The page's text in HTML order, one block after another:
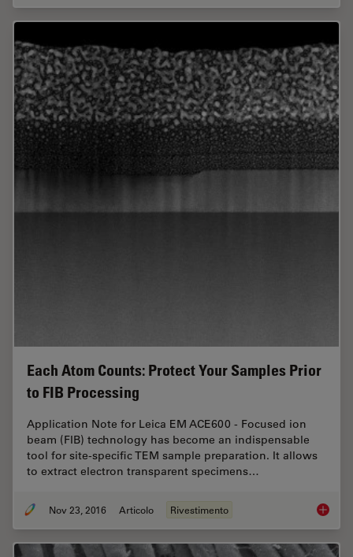
Each Atom Counts: Protect Your Samples Prior
to FIB Processing
Application Note for Leica EM ACE600 - Focused ion
beam (FIB) technology has become an indispensable
tool for site-specific TEM sample preparation. It allows
to extract electron transparent specimens…
Nov 23, 2016 Articolo Rivestimento Each